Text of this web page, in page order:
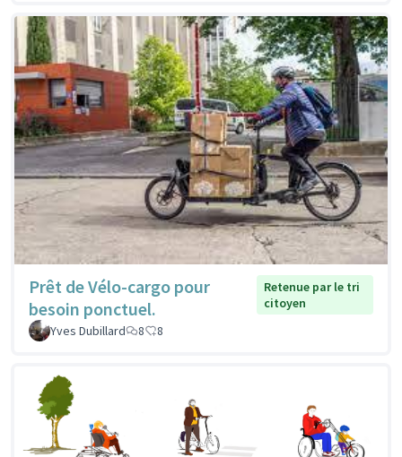
Prêt de Vélo-cargo pour
besoin ponctuel.
Retenue par le tri
citoyen
Yves Dubillard
8 8